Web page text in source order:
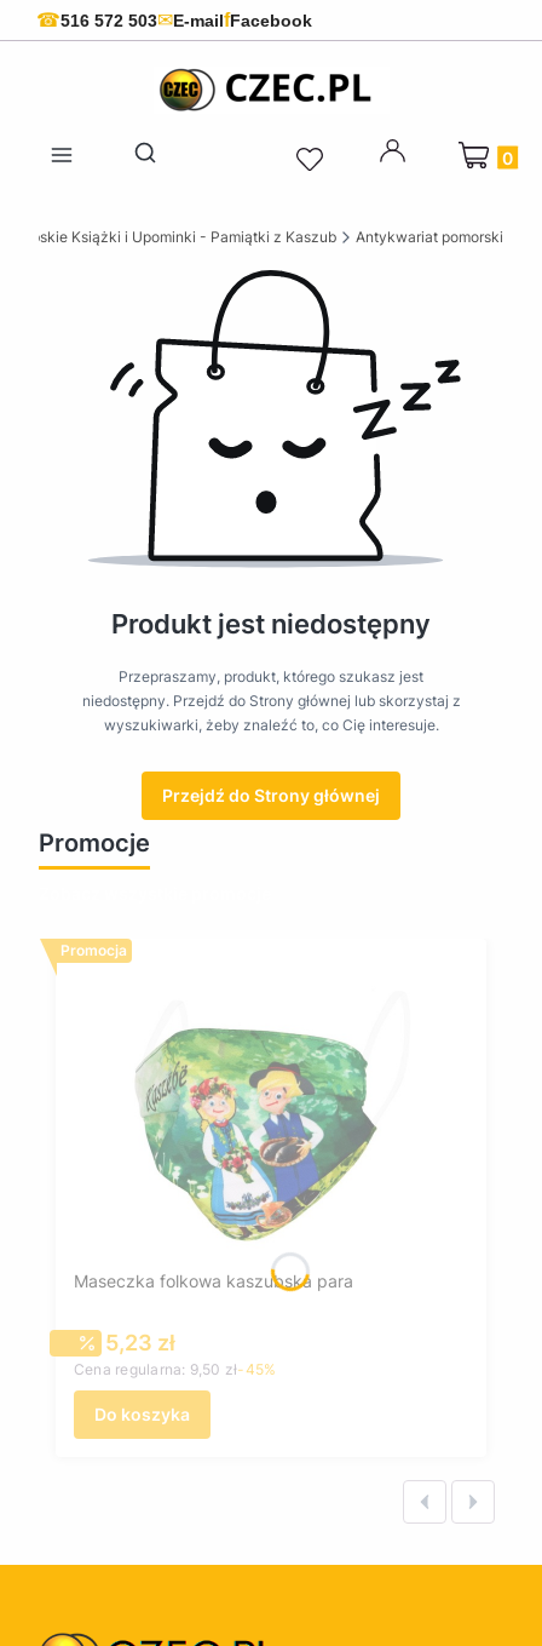
☎516 572 503✉E-mailfFacebook
Otwórz wyszukiwarkę
Produkty
Książki i Upominki - Pamiątki z Kaszub Antykwariat pomorski
Produkt jest niedostępny
Przepraszamy, produkt, którego szukasz jest
niedostępny. Przejdź do Strony głównej lub skorzystaj z
wyszukiwarki, żeby znaleźć to, co Cię interesuje.
Przejdź do Strony głównej
Promocje
Promocja
Maseczka folkowa kaszubska para
Cena promocyjna
5,23 zł
Cena regularna: 9,50 zł-45%
Do koszyka